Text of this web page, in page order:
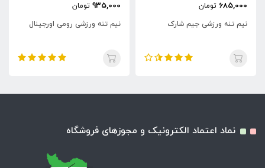
685,000 تومان
نیم تنه ورزشی جیم شارک
935,000 تومان
نیم تنه ورزشی رومی اورجینال
نماد اعتماد الکترونیک و مجوزهای فروشگاه